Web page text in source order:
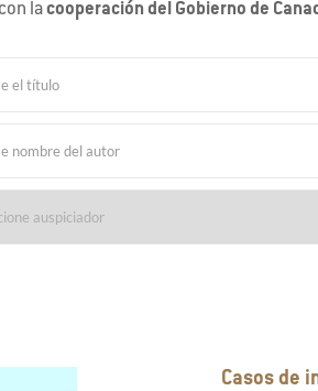
lacooperación del Gobierno de
Casos de